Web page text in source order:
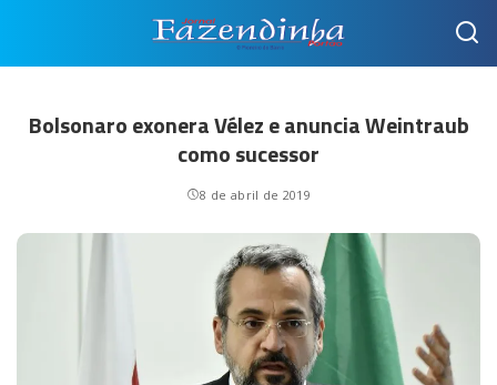
Bolsonaro exonera Vélez e anuncia Weintraub
como sucessor
8 de abril de 2019